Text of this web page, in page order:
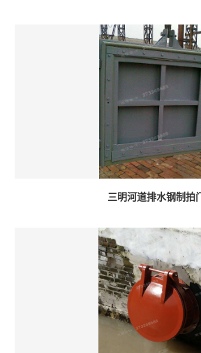
三明河道排水钢制拍门